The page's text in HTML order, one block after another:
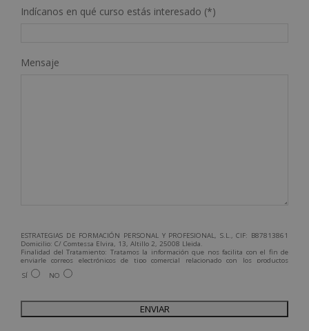
Indícanos en qué curso estás interesado (*)
Mensaje
ESTRATEGIAS DE FORMACIÓN PERSONAL Y PROFESIONAL, S.L., CIF: B87813861
Domicilio: C/ Comtessa Elvira, 13, Altillo 2, 25008 Lleida.
Finalidad del Tratamiento: Tratamos la información que nos facilita con el fin de
enviarle correos electrónicos de tipo comercial relacionado con los productos
ofrecidos y otros tipo de productos que fueran de su interés.
Legitimación del tratamiento: Consentimiento del interesado.
Para más información consulte nuestra Política de Privacidad.
Desea recibir información comercial (vía telefónica y/o email):
SÍ NO